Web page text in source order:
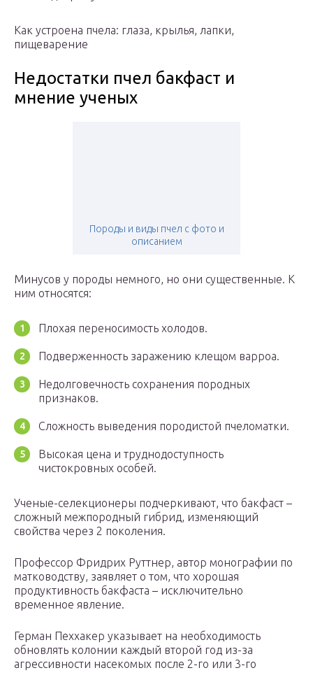
Как устроена пчела: глаза, крылья, лапки,
пищеварение
Недостатки пчел бакфаст и
мнение ученых
Породы и виды пчел с фото и
описанием
Минусов у породы немного, но они существенные. К
ним относятся:
Плохая переносимость холодов.
Подверженность заражению клещом варроа.
Недолговечность сохранения породных
признаков.
Сложность выведения породистой пчеломатки.
Высокая цена и труднодоступность
чистокровных особей.
Ученые-селекционеры подчеркивают, что бакфаст –
сложный межпородный гибрид, изменяющий
свойства через 2 поколения.
Профессор Фридрих Руттнер, автор монографии по
матководству, заявляет о том, что хорошая
продуктивность бакфаста – исключительно
временное явление.
Герман Пеххакер указывает на необходимость
обновлять колонии каждый второй год из-за
агрессивности насекомых после 2-го или 3-го